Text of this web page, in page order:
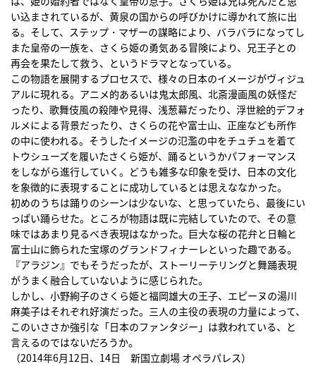
い込まされているが、黄泉の国からの呼びかけに導かれて旅に出
る。そして、ステップ・マザーの謀略により、バラバラになってし
また皇帝の一族を、さくら姫の勇気ある冒険により、兄王子との
再会を果たして救う、というドラマとなっている。
この物語を展開するプロセスで、様々の日本のイメージがヴィジュ
アルに現れる。アニメ的あるいは鬼太郎風、北斎漫画風の妖怪だ
ったり、歌舞伎風の殺陣や見得、浅葱幕だったり、浮世絵的デフォ
ルメによる背景だったり、さくらの花や富士山、正座なども所作
の中に使われる。そうしたイメージの氾濫の中をチュチュを着て
トウシューズを履いたさくら姫が、踊るというかパフォーマンス
をしながら進行していく。どうも雑多な印象を受け、日本の文化
を象徴的に表現することに成功しているとは思えななかった。
初めのうちは踊りのシーンは少ないな、と思っていたら、最後にい
っぱい踊らせた。ところが物語は既に完結していたので、その意
味ではあまり見るべき表現はなかった。巨大な桜の花弁と日輪と
富士山に飾られた宝塚のグランドフィナーレといった趣である。
『アラジン』でもそうだったが、ストーリーテリングと舞踊表現
がうまく融合していないように感じられた。
しかし、小野絢子のさくら姫と福岡雄大の王子、エピーヌの湯川
麻美子はそれぞれ好演だった。三人の主役の表現の力量によって、
このいささか強引な「日本のファンタジー」は救われている、と
言えるのではないだろうか。
（2014年6月12日、14日 新国立劇場 オペラパレス）